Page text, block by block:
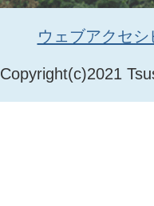
Copyright(c)2021
ウェブアクセシ